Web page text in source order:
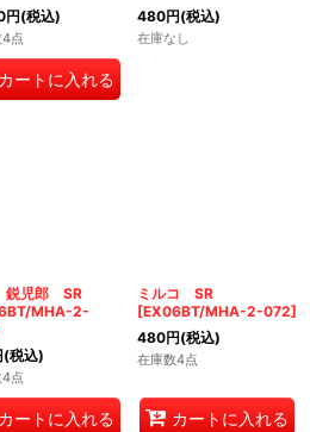
円(税込)
点
カートに入れる
480円(税込)
在庫なし
児郎 SR
MHA-2-
(税込)
点
カートに入れる
ミルコ SR
[EX06BT/MHA-2-072]
480円(税込)
在庫数4点
カートに入れる